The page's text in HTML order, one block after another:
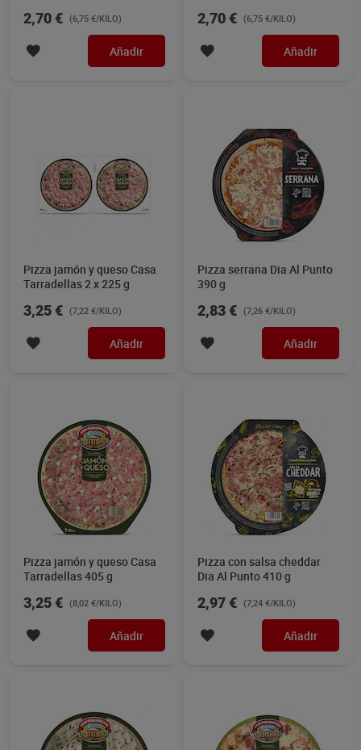
2,70 € (6,75 €/KILO)
Añadir
2,70 € (6,75 €/KILO)
Añadir
Pizza jamón y queso Casa
Tarradellas 2 x 225 g
3,25 € (7,22 €/KILO)
Añadir
Pizza serrana Dia Al Punto
390 g
2,83 € (7,26 €/KILO)
Añadir
Pizza jamón y queso Casa
Tarradellas 405 g
3,25 € (8,02 €/KILO)
Añadir
Pizza con salsa cheddar
Dia Al Punto 410 g
2,97 € (7,24 €/KILO)
Añadir